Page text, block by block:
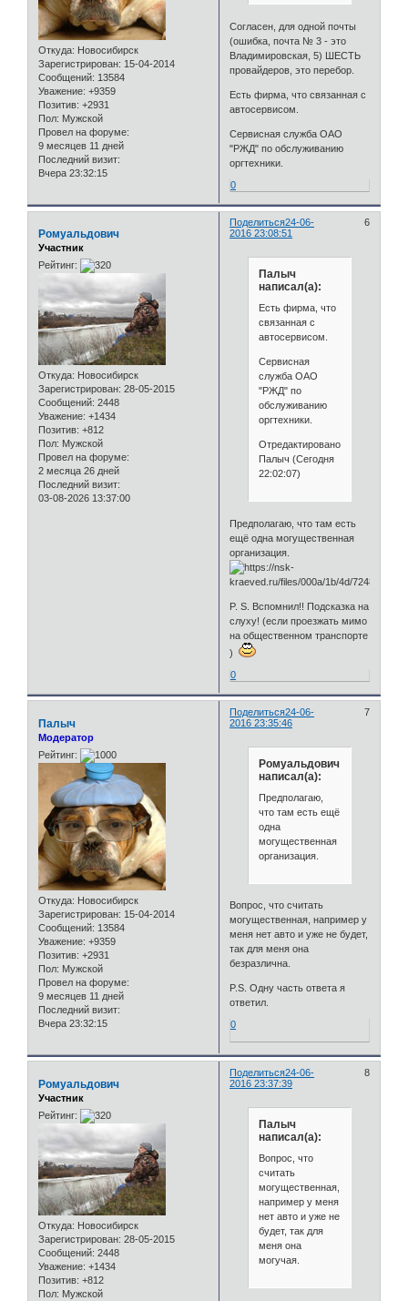
Откуда: Новосибирск
Зарегистрирован: 15-04-2014
Сообщений: 13584
Уважение: +9359
Позитив: +2931
Пол: Мужской
Провел на форуме:
9 месяцев 11 дней
Последний визит:
Вчера 23:32:15
Согласен, для одной почты
(ошибка, почта № 3 - это
Владимировская, 5) ШЕСТЬ
провайдеров, это перебор.
Есть фирма, что связанная с
автосервисом.
Сервисная служба ОАО
"РЖД" по обслуживанию
оргтехники.
0
Поделиться 6
24-06-
2016 23:08:51
Ромуальдович
Участник
Рейтинг:
Откуда: Новосибирск
Зарегистрирован: 28-05-2015
Сообщений: 2448
Уважение: +1434
Позитив: +812
Пол: Мужской
Провел на форуме:
2 месяца 26 дней
Последний визит:
03-08-2026 13:37:00
Палыч
написал(а):
Есть фирма, что
связанная с
автосервисом.
Сервисная
служба ОАО
"РЖД" по
обслуживанию
оргтехники.
Отредактировано
Палыч (Сегодня
22:02:07)
Предполагаю, что там есть
ещё одна могущественная
организация.
P. S. Вспомнил!! Подсказка на
слуху! (если проезжать мимо
на общественном транспорте
)
0
Поделиться 7
24-06-
2016 23:35:46
Палыч
Модератор
Рейтинг:
Откуда: Новосибирск
Зарегистрирован: 15-04-2014
Сообщений: 13584
Уважение: +9359
Позитив: +2931
Пол: Мужской
Провел на форуме:
9 месяцев 11 дней
Последний визит:
Вчера 23:32:15
Ромуальдович
написал(а):
Предполагаю,
что там есть ещё
одна
могущественная
организация.
Вопрос, что считать
могущественная, например у
меня нет авто и уже не будет,
так для меня она
безразлична.
P.S. Одну часть ответа я
ответил.
0
Поделиться 8
24-06-
2016 23:37:39
Ромуальдович
Участник
Рейтинг:
Откуда: Новосибирск
Зарегистрирован: 28-05-2015
Сообщений: 2448
Уважение: +1434
Позитив: +812
Пол: Мужской
Палыч
написал(а):
Вопрос, что
считать
могущественная,
например у меня
нет авто и уже не
будет, так для
меня она
могучая.